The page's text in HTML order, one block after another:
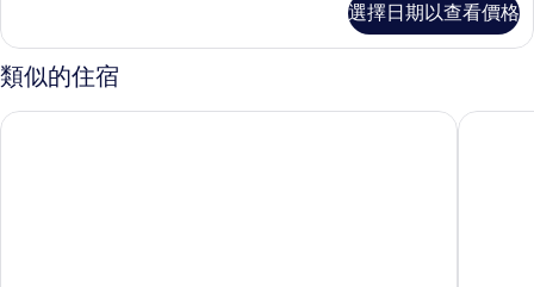
有
相
片
的
詳
情
選擇日期以查看價格
類似的住宿
Livemax度假村越後湯澤 草津溫